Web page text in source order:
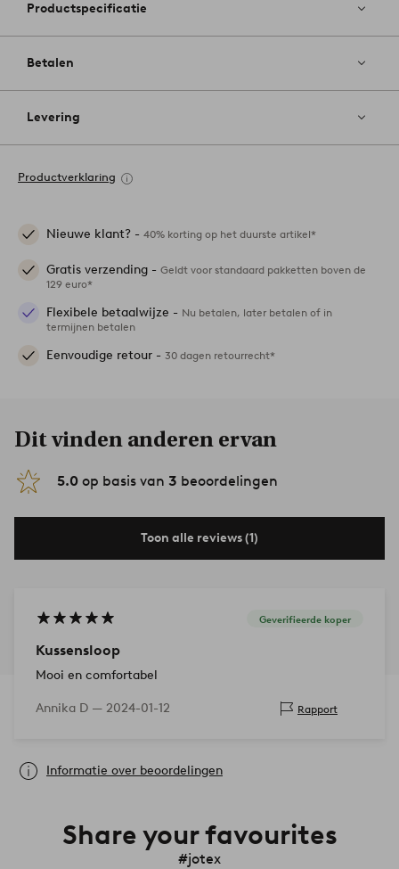
Productspecificatie
Betalen
Levering
Productverklaring
Nieuwe klant? - 40% korting op het duurste artikel*
Gratis verzending - Geldt voor standaard pakketten boven de
129 euro*
Flexibele betaalwijze - Nu betalen, later betalen of in
termijnen betalen
Eenvoudige retour - 30 dagen retourrecht*
Dit vinden anderen ervan
5.0 op basis van 3 beoordelingen
Toon alle reviews (1)
Geverifieerde koper
Kussensloop
Mooi en comfortabel
Annika D — 2024-01-12 Rapport
Informatie over beoordelingen
Share your favourites
#jotex